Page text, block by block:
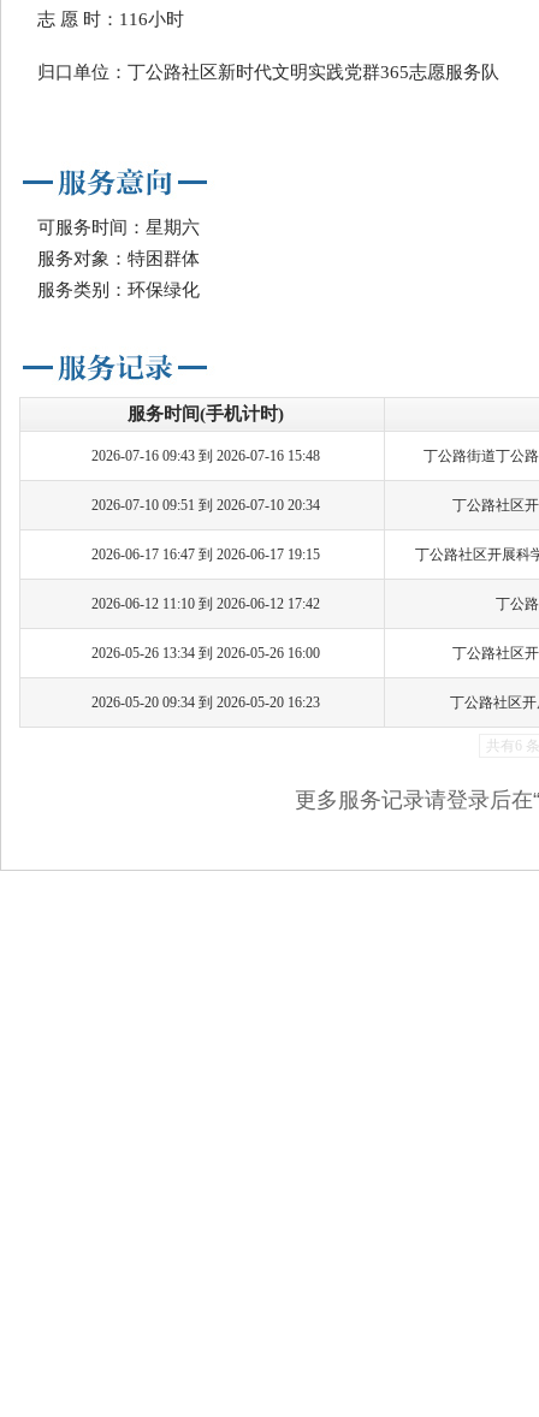
志 愿 时：116小时
归口单位：丁公路社区新时代文明实践党群365志愿服务队
可服务时间：星期六
服务对象：特困群体
服务类别：环保绿化